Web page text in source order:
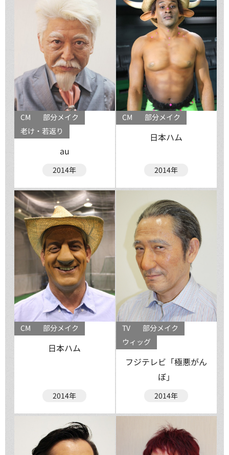
CM
部分メイク
老け・若返り
au
2014年
CM 部分メイク
日本ハム
2014年
CM 部分メイク
日本ハム
2014年
TV
部分メイク
ウィッグ
フジテレビ「極悪がん
ぼ」
2014年